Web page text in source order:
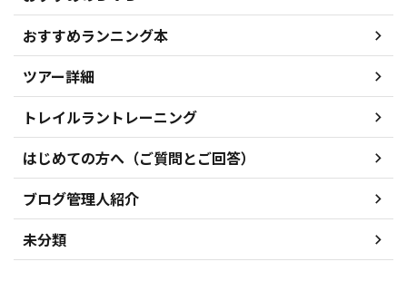
おすすめランニング本
ツアー詳細
トレイルラントレーニング
はじめての方へ（ご質問とご回答）
ブログ管理人紹介
未分類